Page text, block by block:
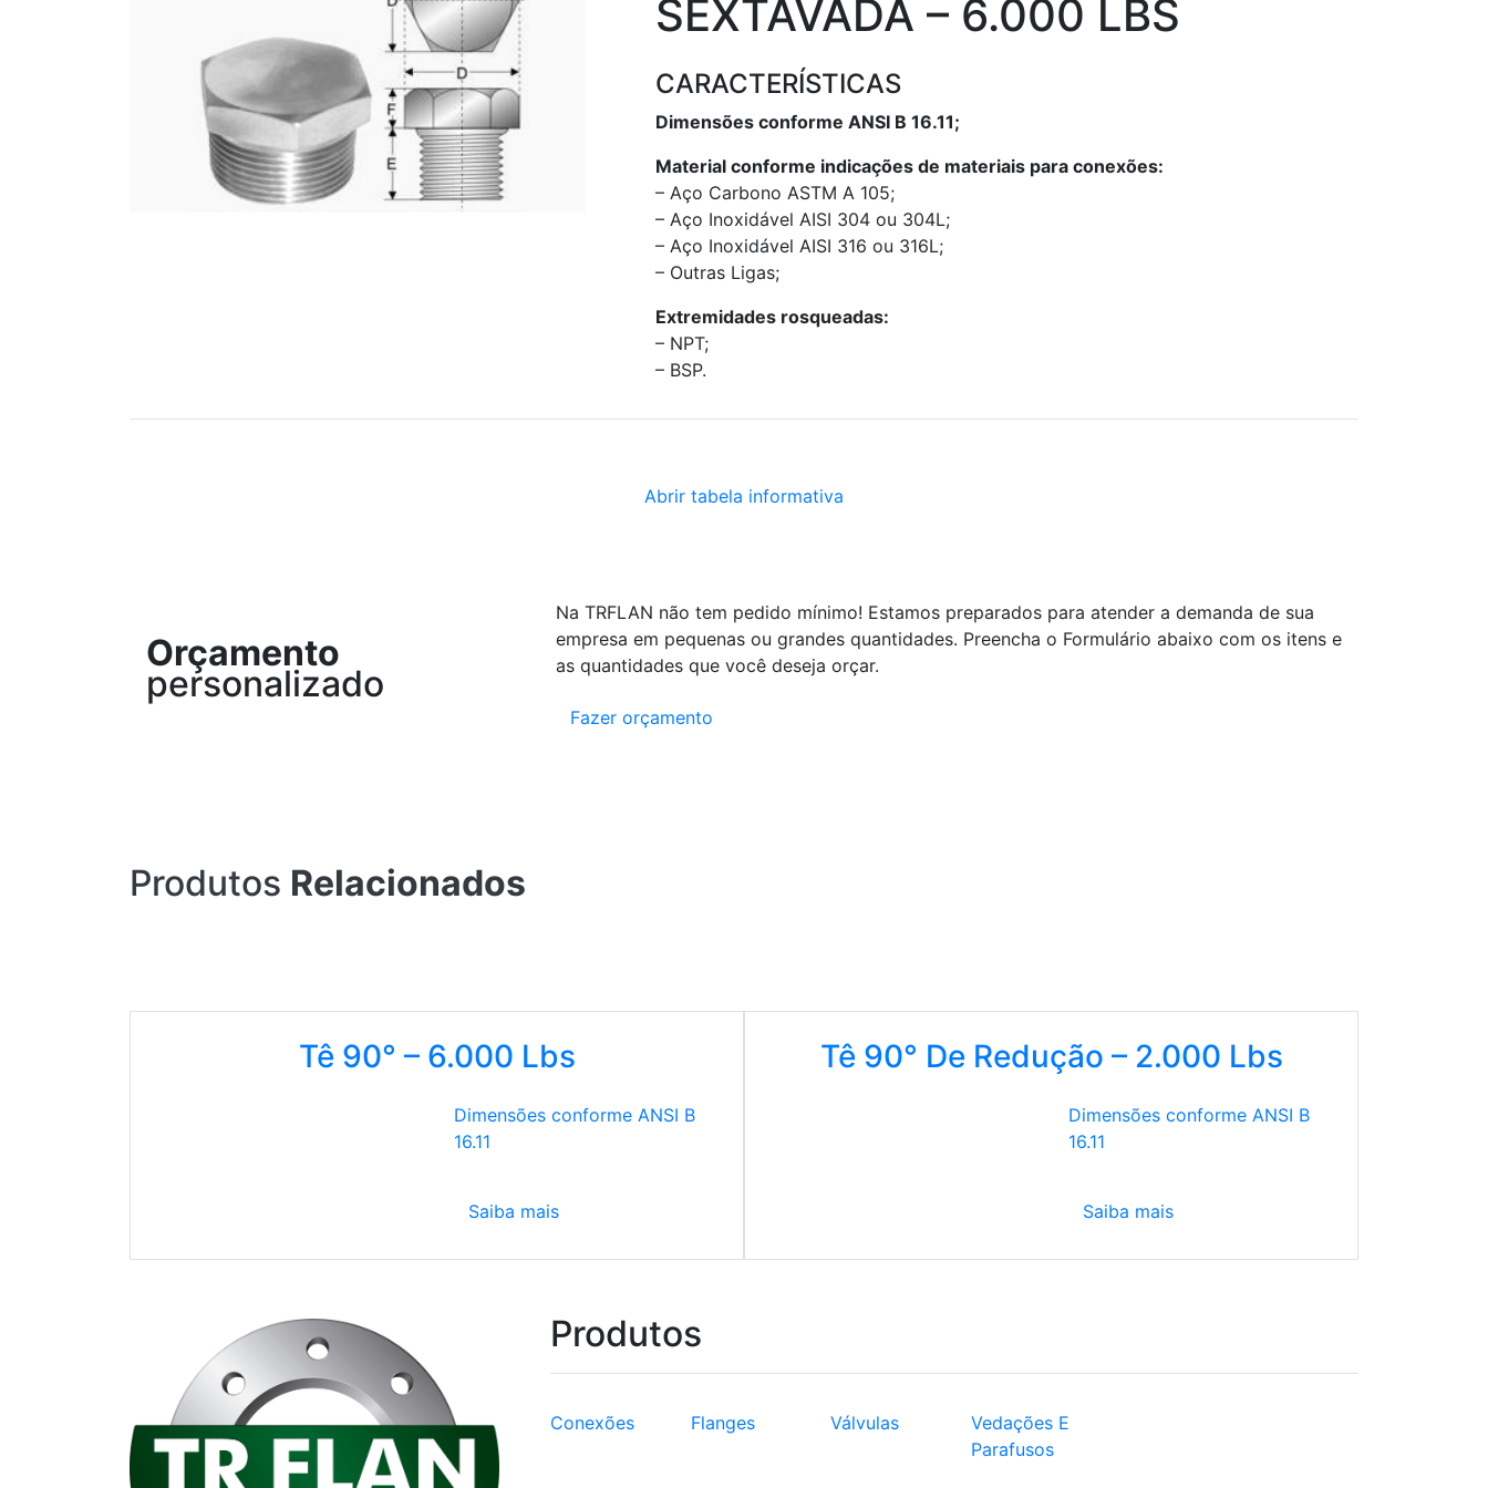
SEXTAVADA – 6.000 LBS
CARACTERÍSTICAS
Dimensões conforme ANSI B 16.11;
Material conforme indicações de materiais para conexões:
– Aço Carbono ASTM A 105;
– Aço Inoxidável AISI 304 ou 304L;
– Aço Inoxidável AISI 316 ou 316L;
– Outras Ligas;
Extremidades rosqueadas:
– NPT;
– BSP.
Abrir tabela informativa
Orçamento
personalizado
Na TRFLAN não tem pedido mínimo! Estamos preparados para atender a demanda de sua
empresa em pequenas ou grandes quantidades. Preencha o Formulário abaixo com os itens e
as quantidades que você deseja orçar.
Fazer orçamento
Produtos Relacionados
Tê 90° – 6.000 Lbs
Dimensões conforme ANSI B
16.11
Saiba mais
Tê 90° De Redução – 2.000 Lbs
Dimensões conforme ANSI B
16.11
Saiba mais
Produtos
Conexões Flanges Válvulas
Vedações E
Parafusos